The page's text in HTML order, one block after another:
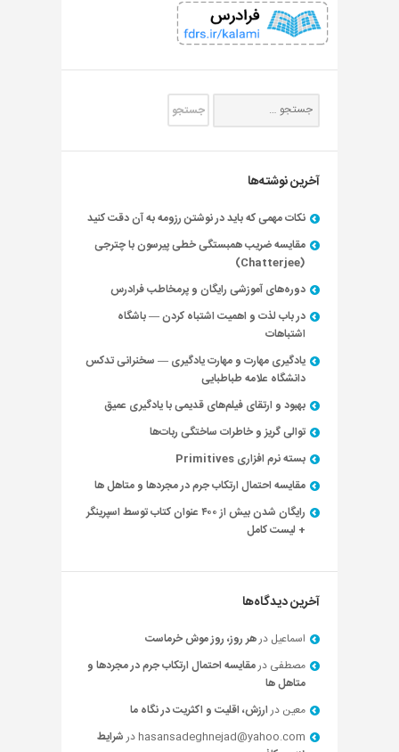
آخرین نوشته‌ها
نکات مهمی که باید در نوشتن رزومه به آن دقت کنید
مقایسه ضریب همبستگی خطی پیرسون با چترجی
(Chatterjee)
دوره‌های آموزشی رایگان و پرمخاطب فرادرس
در باب لذت و اهمیت اشتباه کردن — باشگاه
اشتباهات
یادگیری مهارت و مهارت یادگیری — سخنرانی تدکس
دانشگاه علامه طباطبایی
بهبود و ارتقای فیلم‌های قدیمی با یادگیری عمیق
توالی گریز و خاطرات ساختگی ربات‌ها
بسته نرم افزاری Primitives
مقایسه احتمال ارتکاب جرم در مجردها و متاهل ها
رایگان شدن بیش از ۴۰۰ عنوان کتاب توسط اسپرینگر
+ لیست کامل
آخرین دیدگاه‌ها
اسماعیل درهر روز، روز موش خرماست
مصطفی درمقایسه احتمال ارتکاب جرم در مجردها و
متاهل ها
معین درارزش، اقلیت و اکثریت در نگاه ما
hasansadeghnejad@yahoo.com درشرایط